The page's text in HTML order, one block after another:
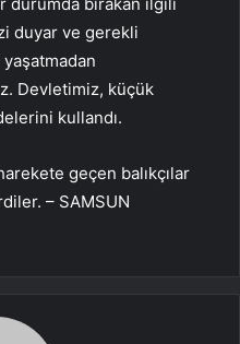
duyar ve gerekli
Devletimiz, küçük
kullandı.
geçen balıkçılar
– SAMSUN